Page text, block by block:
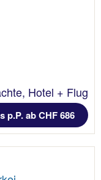
Hotel + Flug
p.P. ab CHF 686